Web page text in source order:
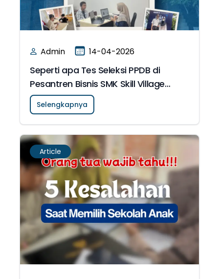
Admin 14-04-2026
Seperti apa Tes Seleksi PPDB di
Pesantren Bisnis SMK Skill Village
Islamic School?
Selengkapnya
Article